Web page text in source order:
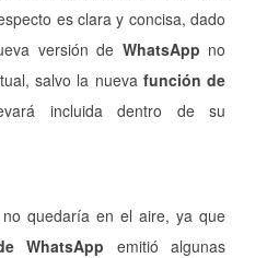
es clara y concisa, dado
versión de WhatsApp no
salvo la nueva función de
incluida dentro de su
quedaría en el aire, ya que
WhatsApp emitió algunas